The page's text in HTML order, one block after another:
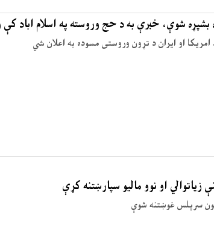
بشپړه شوې، خبرې به د حج وروسته په اسلام اباد
او ایران د تړون وروستی مسوده به اعلان شي